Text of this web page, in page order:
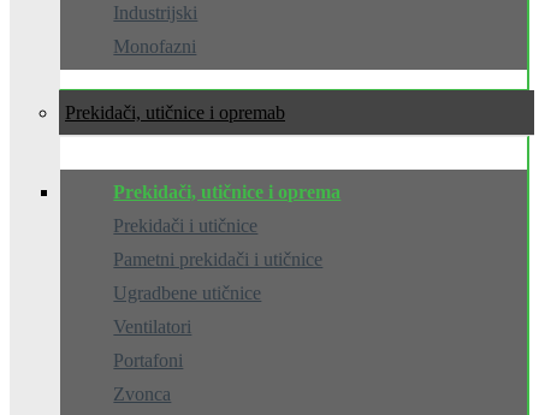
Industrijski
Monofazni
Prekidači, utičnice i oprema
Prekidači, utičnice i oprema
Prekidači i utičnice
Pametni prekidači i utičnice
Ugradbene utičnice
Ventilatori
Portafoni
Zvonca